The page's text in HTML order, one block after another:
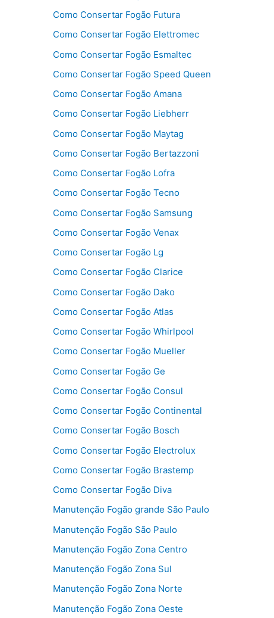
Como Consertar Fogão Futura
Como Consertar Fogão Elettromec
Como Consertar Fogão Esmaltec
Como Consertar Fogão Speed Queen
Como Consertar Fogão Amana
Como Consertar Fogão Liebherr
Como Consertar Fogão Maytag
Como Consertar Fogão Bertazzoni
Como Consertar Fogão Lofra
Como Consertar Fogão Tecno
Como Consertar Fogão Samsung
Como Consertar Fogão Venax
Como Consertar Fogão Lg
Como Consertar Fogão Clarice
Como Consertar Fogão Dako
Como Consertar Fogão Atlas
Como Consertar Fogão Whirlpool
Como Consertar Fogão Mueller
Como Consertar Fogão Ge
Como Consertar Fogão Consul
Como Consertar Fogão Continental
Como Consertar Fogão Bosch
Como Consertar Fogão Electrolux
Como Consertar Fogão Brastemp
Como Consertar Fogão Diva
Manutenção Fogão grande São Paulo
Manutenção Fogão São Paulo
Manutenção Fogão Zona Centro
Manutenção Fogão Zona Sul
Manutenção Fogão Zona Norte
Manutenção Fogão Zona Oeste